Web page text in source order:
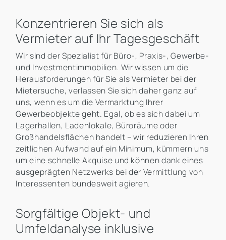
Konzentrieren Sie sich als
Vermieter auf Ihr Tagesgeschäft
Wir sind der Spezialist für Büro-, Praxis-, Gewerbe-
und Investmentimmobilien. Wir wissen um die
Herausforderungen für Sie als Vermieter bei der
Mietersuche, verlassen Sie sich daher ganz auf
uns, wenn es um die Vermarktung Ihrer
Gewerbeobjekte geht. Egal, ob es sich dabei um
Lagerhallen, Ladenlokale, Büroräume oder
Großhandelsflächen handelt – wir reduzieren Ihren
zeitlichen Aufwand auf ein Minimum, kümmern uns
um eine schnelle Akquise und können dank eines
ausgeprägten Netzwerks bei der Vermittlung von
Interessenten bundesweit agieren.
Sorgfältige Objekt- und
Umfeldanalyse inklusive